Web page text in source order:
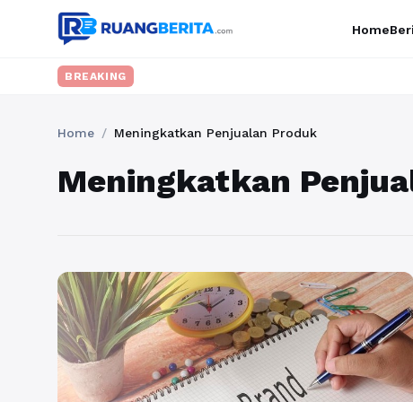
Home
BREAKING
Home / Meningkatkan Penjualan Produk
Meningkatkan